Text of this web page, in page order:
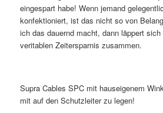
eingespart habe! Wenn jemand
konfektioniert, ist das nicht so von
ich das dauernd macht, dann läppert
veritablen Zeitersparnis zusammen.
Supra Cables SPC mit hauseigenem
mit auf den Schutzleiter zu legen!